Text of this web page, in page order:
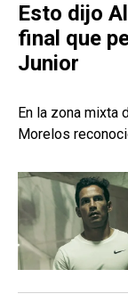
Esto dijo
final que
Junior
En la zona mixta
Morelos